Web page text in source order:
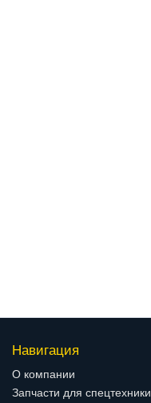
Навигация
О компании
Запчасти для спецтехники